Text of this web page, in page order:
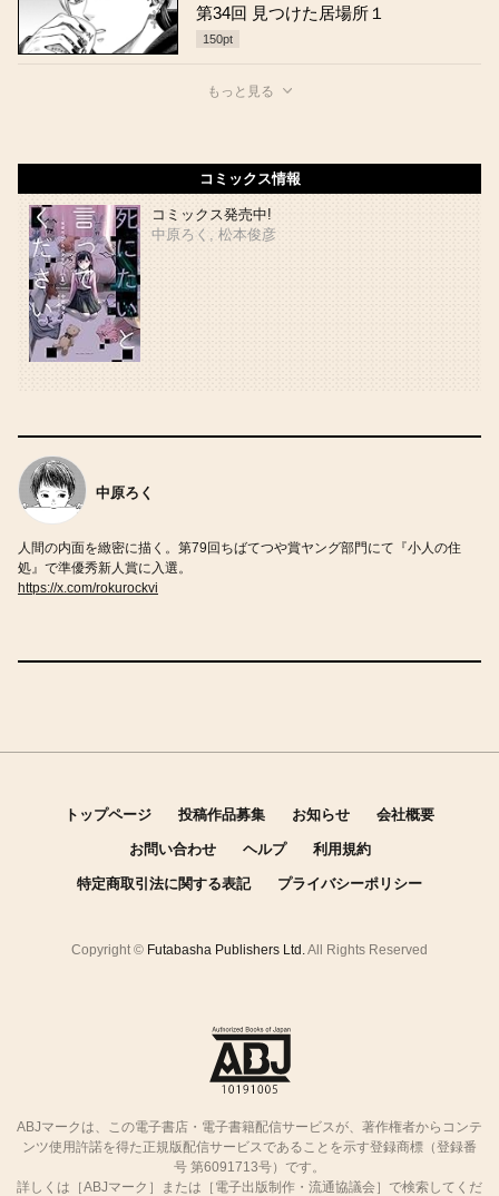
第34回 見つけた居場所１
150pt
もっと見る
コミックス情報
コミックス発売中!
中原ろく, 松本俊彦
中原ろく
人間の内面を緻密に描く。第79回ちばてつや賞ヤング部門にて『小人の住
処』で準優秀新人賞に入選。
https://x.com/rokurockvi
トップページ 投稿作品募集 お知らせ 会社概要
お問い合わせ ヘルプ 利用規約
特定商取引法に関する表記 プライバシーポリシー
Copyright © Futabasha Publishers Ltd.All Rights Reserved
ABJマークは、この電子書店・電子書籍配信サービスが、著作権者からコンテ
ンツ使用許諾を得た正規版配信サービスであることを示す登録商標（登録番
号 第6091713号）です。
詳しくは［ABJマーク］または［電子出版制作・流通協議会］で検索してくだ